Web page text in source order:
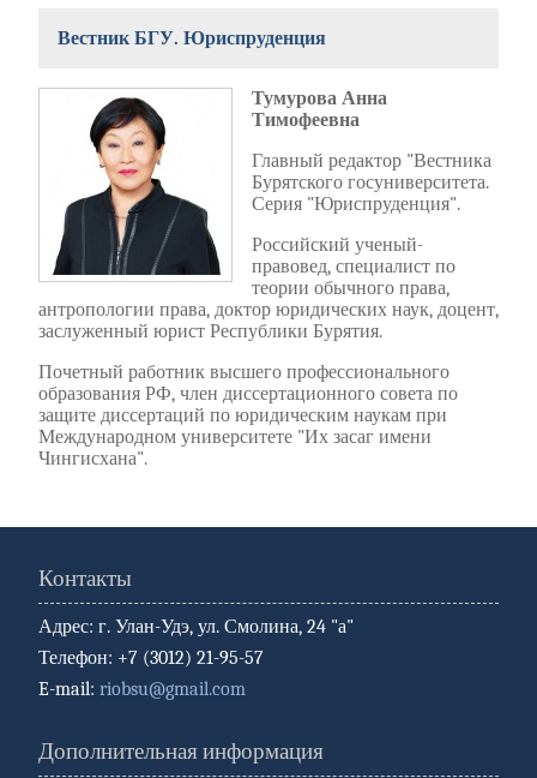
Вестник БГУ. Юриспруденция
Тумурова Анна
Тимофеевна
Главный редактор "Вестника
Бурятского госуниверситета.
Серия "Юриспруденция".
Российский ученый-
правовед, специалист по
теории обычного права,
антропологии права, доктор юридических наук, доцент,
заслуженный юрист Республики Бурятия.
Почетный работник высшего профессионального
образования РФ, член диссертационного совета по
защите диссертаций по юридическим наукам при
Международном университете "Их засаг имени
Чингисхана".
Контакты
Адрес: г. Улан-Удэ, ул. Смолина, 24 "а"
Телефон: +7 (3012) 21-95-57
E-mail: riobsu@gmail.com
Дополнительная информация